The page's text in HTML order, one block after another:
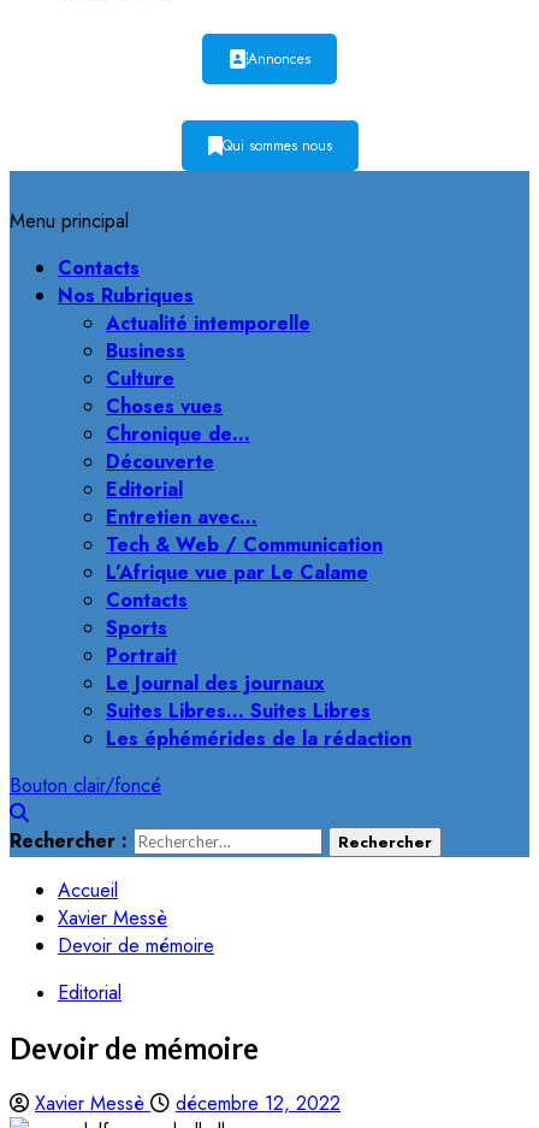
Annonces
Qui sommes nous
Menu principal
Contacts
Nos Rubriques
Actualité intemporelle
Business
Culture
Choses vues
Chronique de…
Découverte
Editorial
Entretien avec…
Tech & Web / Communication
L’Afrique vue par Le Calame
Contacts
Sports
Portrait
Le Journal des journaux
Suites Libres… Suites Libres
Les éphémérides de la rédaction
Bouton clair/foncé
Rechercher :
Accueil
Xavier Messè
Devoir de mémoire
Editorial
Devoir de mémoire
Xavier Messè décembre 12, 2022